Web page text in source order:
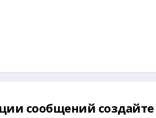
сообщений